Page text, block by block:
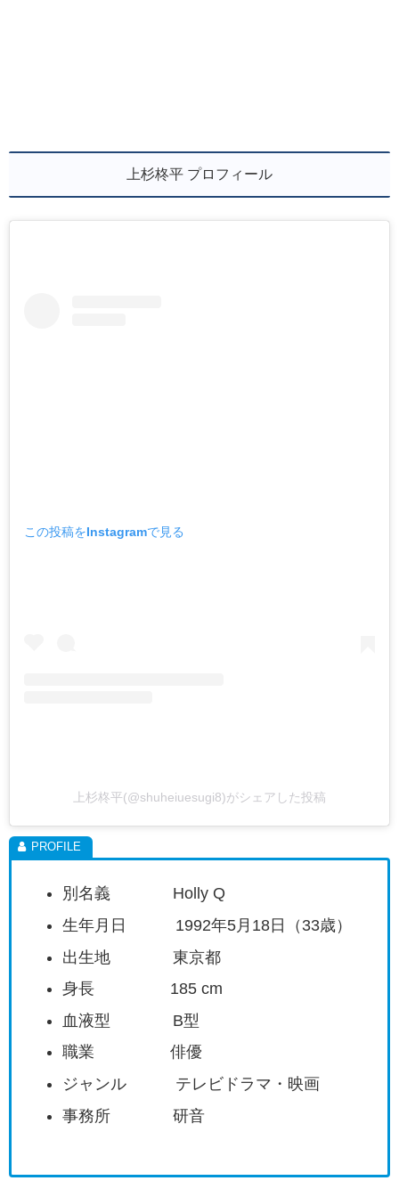
上杉柊平 プロフィール
この投稿をInstagramで見る
上杉柊平(@shuheiuesugi8)がシェアした投稿
別名義 Holly Q
生年月日 1992年5月18日（33歳）
出生地 東京都
身長 185 cm
血液型 B型
職業 俳優
ジャンル テレビドラマ・映画
事務所 研音